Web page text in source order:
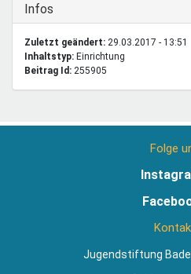
Ausblenden
Infos
Zuletzt geändert: 29.03.2017 - 13:51
Inhaltstyp:
einrichtung
Beitrag Id: 255905
Folge
Jugendstiftung